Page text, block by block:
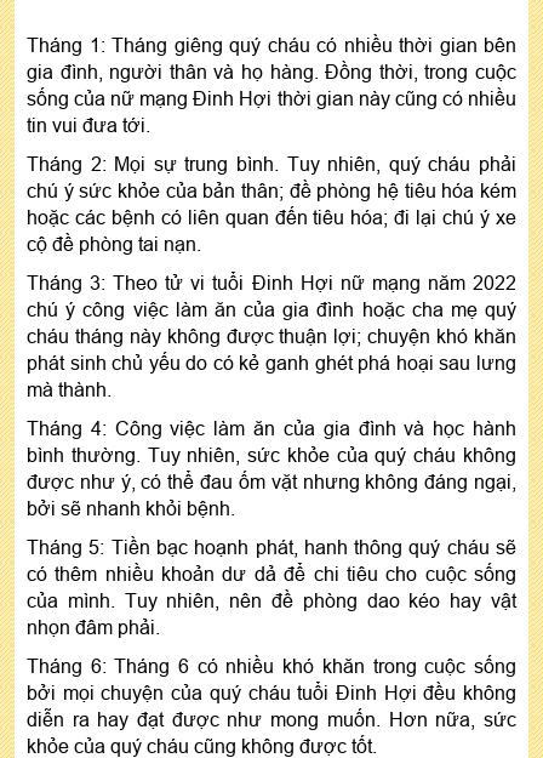
Tháng 1: Tháng giêng quý cháu có nhiều thời gian bên
gia đình, người thân và họ hàng. Đồng thời, trong cuộc
sống của nữ mạng Đinh Hợi thời gian này cũng có nhiều
tin vui đưa tới.
Tháng 2: Mọi sự trung bình. Tuy nhiên, quý cháu phải
chú ý sức khỏe của bản thân; đề phòng hệ tiêu hóa kém
hoặc các bệnh có liên quan đến tiêu hóa; đi lại chú ý xe
cộ đề phòng tai nạn.
Tháng 3: Theo tử vi tuổi Đinh Hợi nữ mạng năm 2022
chú ý công việc làm ăn của gia đình hoặc cha mẹ quý
cháu tháng này không được thuận lợi; chuyện khó khăn
phát sinh chủ yếu do có kẻ ganh ghét phá hoại sau lưng
mà thành.
Tháng 4: Công việc làm ăn của gia đình và học hành
bình thường. Tuy nhiên, sức khỏe của quý cháu không
được như ý, có thể đau ốm vặt nhưng không đáng ngại,
bởi sẽ nhanh khỏi bệnh.
Tháng 5: Tiền bạc hoạnh phát, hanh thông quý cháu sẽ
có thêm nhiều khoản dư dả để chi tiêu cho cuộc sống
của mình. Tuy nhiên, nên đề phòng dao kéo hay vật
nhọn đâm phải.
Tháng 6: Tháng 6 có nhiều khó khăn trong cuộc sống
bởi mọi chuyện của quý cháu tuổi Đinh Hợi đều không
diễn ra hay đạt được như mong muốn. Hơn nữa, sức
khỏe của quý cháu cũng không được tốt.